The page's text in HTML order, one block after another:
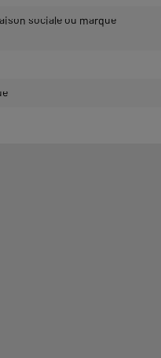
sociale ou marque